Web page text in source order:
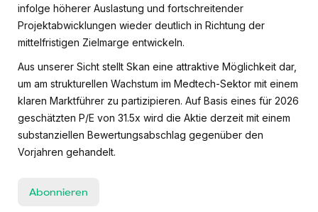
infolge höherer Auslastung und fortschreitender
Projektabwicklungen wieder deutlich in Richtung der
mittelfristigen Zielmarge entwickeln.
Aus unserer Sicht stellt Skan eine attraktive Möglichkeit dar,
um am strukturellen Wachstum im Medtech-Sektor mit einem
klaren Marktführer zu partizipieren. Auf Basis eines für 2026
geschätzten P/E von 31.5x wird die Aktie derzeit mit einem
substanziellen Bewertungsabschlag gegenüber den
Vorjahren gehandelt.
Abonnieren